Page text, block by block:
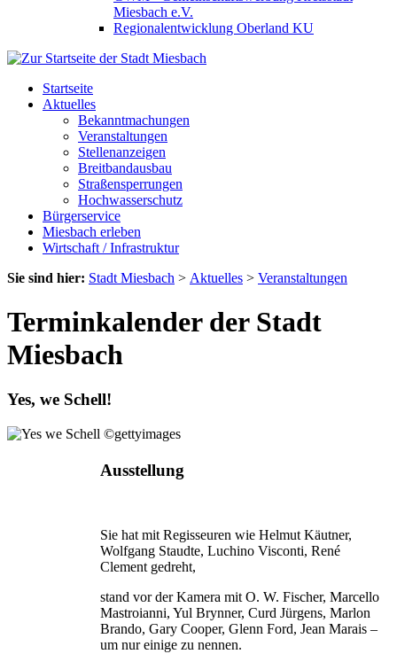
Miesbach e.V.
Regionalentwicklung Oberland KU
Startseite
Aktuelles
Bekanntmachungen
Veranstaltungen
Stellenanzeigen
Breitbandausbau
Straßensperrungen
Hochwasserschutz
Bürgerservice
Miesbach erleben
Wirtschaft / Infrastruktur
Sie sind hier: Stadt Miesbach > Aktuelles > Veranstaltungen
Terminkalender der Stadt
Miesbach
Yes, we Schell!
Ausstellung
Sie hat mit Regisseuren wie Helmut Käutner,
Wolfgang Staudte, Luchino Visconti, René
Clement gedreht,
stand vor der Kamera mit O. W. Fischer, Marcello
Mastroianni, Yul Brynner, Curd Jürgens, Marlon
Brando, Gary Cooper, Glenn Ford, Jean Marais –
um nur einige zu nennen.